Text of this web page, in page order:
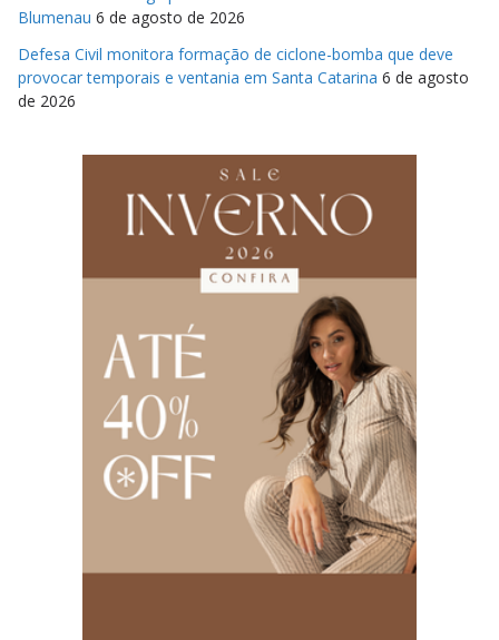
Blumenau 6 de agosto de 2026
Defesa Civil monitora formação de ciclone-bomba que deve
provocar temporais e ventania em Santa Catarina 6 de agosto
de 2026